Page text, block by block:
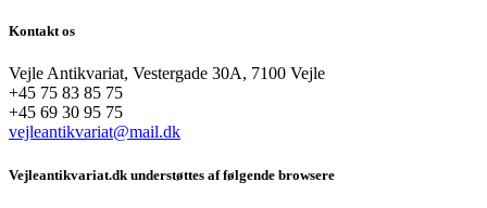
Kontakt os
Vejle Antikvariat, Vestergade 30A, 7100 Vejle
+45 75 83 85 75
+45 69 30 95 75
vejleantikvariat@mail.dk
Vejleantikvariat.dk understøttes af følgende browsere